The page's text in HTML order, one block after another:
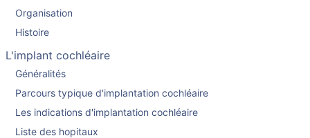
Organisation
Histoire
L'implant cochléaire
Généralités
Parcours typique d'implantation cochléaire
Les indications d'implantation cochléaire
Liste des hopitaux